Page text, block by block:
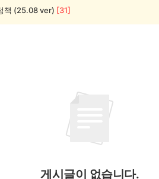
책 (25.08 ver) [31]
게시글이 없습니다.